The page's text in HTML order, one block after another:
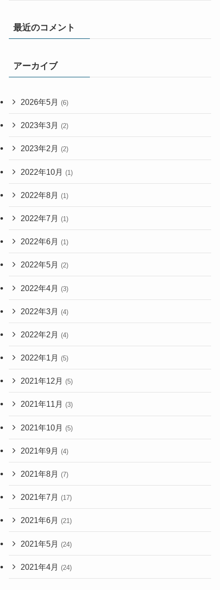
最近のコメント
アーカイブ
2026年5月 (6)
2023年3月 (2)
2023年2月 (2)
2022年10月 (1)
2022年8月 (1)
2022年7月 (1)
2022年6月 (1)
2022年5月 (2)
2022年4月 (3)
2022年3月 (4)
2022年2月 (4)
2022年1月 (5)
2021年12月 (5)
2021年11月 (3)
2021年10月 (5)
2021年9月 (4)
2021年8月 (7)
2021年7月 (17)
2021年6月 (21)
2021年5月 (24)
2021年4月 (24)